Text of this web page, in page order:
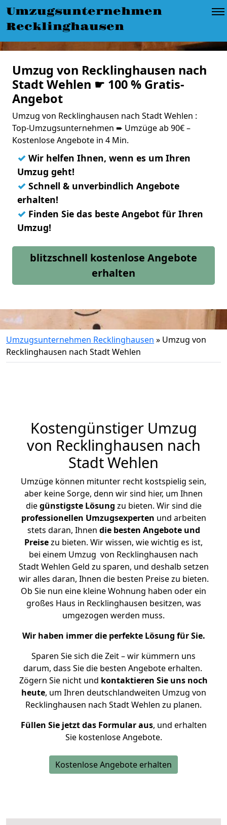
Umzugsunternehmen
Recklinghausen
Umzug von Recklinghausen nach
Stadt Wehlen ☛ 100 % Gratis-
Angebot
Umzug von Recklinghausen nach Stadt Wehlen :
Top-Umzugsunternehmen ➨ Umzüge ab 90€ –
Kostenlose Angebote in 4 Min.
✓ Wir helfen Ihnen, wenn es um Ihren
Umzug geht!
✓ Schnell & unverbindlich Angebote
erhalten!
✓ Finden Sie das beste Angebot für Ihren
Umzug!
blitzschnell kostenlose Angebote
erhalten
Umzugsunternehmen Recklinghausen » Umzug von
Recklinghausen nach Stadt Wehlen
Kostengünstiger Umzug
von Recklinghausen nach
Stadt Wehlen
Umzüge können mitunter recht kostspielig sein,
aber keine Sorge, denn wir sind hier, um Ihnen
diegünstigste Lösung zu bieten. Wir sind die
professionellen Umzugsexperten und arbeiten
stets daran, Ihnen die besten Angebote und
Preisezu bieten. Wir wissen, wie wichtig es ist,
bei einem Umzug von Recklinghausen nach
Stadt Wehlen Geld zu sparen, und deshalb setzen
wir alles daran, Ihnen die besten Preise zu bieten.
Ob Sie nun eine kleine Wohnung haben oder ein
großes Haus in Recklinghausen besitzen, was
umgezogen werden muss.
Wir haben immer die perfekte Lösung für Sie.
Sparen Sie sich die Zeit – wir kümmern uns
darum, dass Sie die besten Angebote erhalten.
Zögern Sie nicht und kontaktieren Sie uns noch
heute, um Ihren deutschlandweiten Umzug von
Recklinghausen nach Stadt Wehlen zu planen.
Füllen Sie jetzt das Formular aus, und erhalten
Sie kostenlose Angebote.
Kostenlose Angebote erhalten